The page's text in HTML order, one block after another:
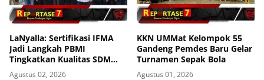
LaNyalla: Sertifikasi IFMA
Jadi Langkah PBMI
Tingkatkan Kualitas SDM
Muaythai
Agustus 02, 2026
KKN UMMat Kelompok 55
Gandeng Pemdes Baru Gelar
Turnamen Sepak Bola
Agustus 01, 2026